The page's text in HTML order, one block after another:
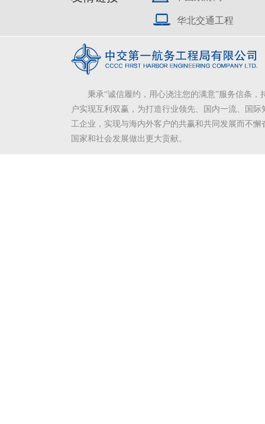
华北交通工程
秉承“诚信履约，用心浇注您的满意”服务信条，
户实现互利双赢，为打造行业领先、国内一流、国际
工企业，实现与海内外客户的共赢和共同发展而不懈
国家和社会发展做出更大贡献。